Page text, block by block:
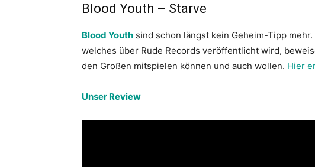
Blood Youth – Starve
Blood Youth sind schon längst kein Geheim-Tipp
welches über Rude Records veröffentlicht wird,
den Großen mitspielen können und auch wollen. Hier
Unser Review